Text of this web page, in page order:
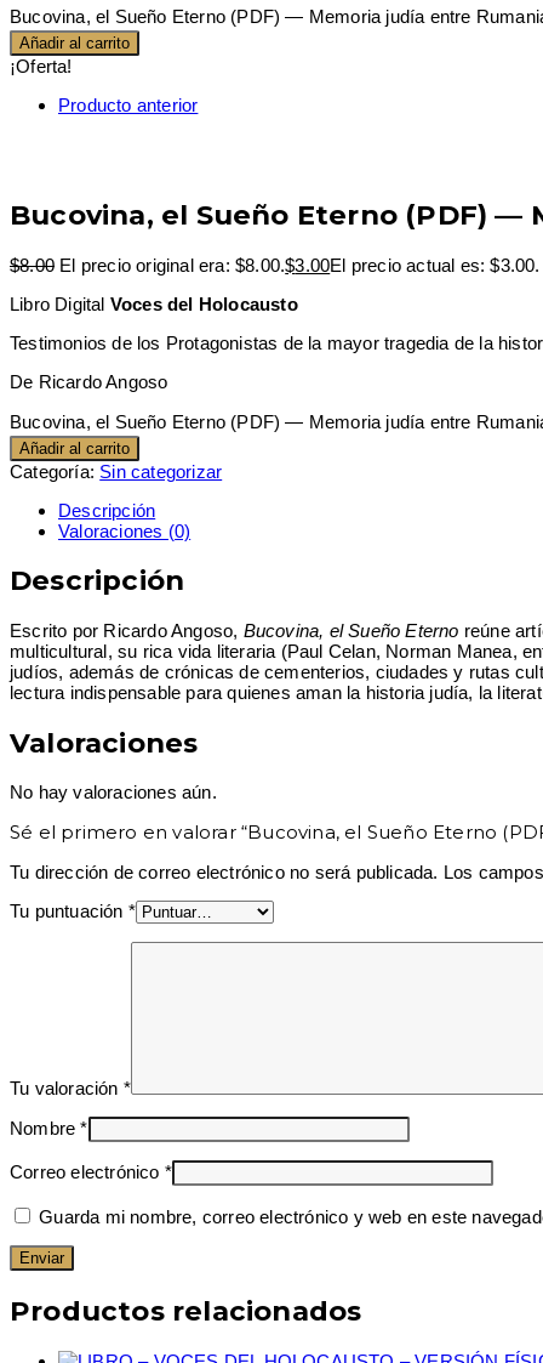
Bucovina, el Sueño Eterno (PDF) — Memoria judía entre
Añadir al carrito
¡Oferta!
Producto anterior
Bucovina, el Sueño Eterno (PDF)
$8.00 El precio original era: $8.00.$3.00El precio actual es: $3.00.
Libro Digital Voces del Holocausto
Testimonios de los Protagonistas de la mayor tragedia de la
De Ricardo Angoso
Bucovina, el Sueño Eterno (PDF) — Memoria judía entre
Añadir al carrito
Categoría: Sin categorizar
Descripción
Valoraciones (0)
Descripción
Escrito por Ricardo Angoso, Bucovina, el Sueño Eterno reúne
multicultural, su rica vida literaria (Paul Celan, Norman Manea,
judíos, además de crónicas de cementerios, ciudades y rutas
lectura indispensable para quienes aman la historia judía, la
Valoraciones
No hay valoraciones aún.
Sé el primero en valorar “Bucovina, el Sueño Eterno
Tu dirección de correo electrónico no será publicada. Los
Tu puntuación *
Tu valoración *
Nombre*
Correo electrónico *
Guarda mi nombre, correo electrónico y web en este
Productos relacionados